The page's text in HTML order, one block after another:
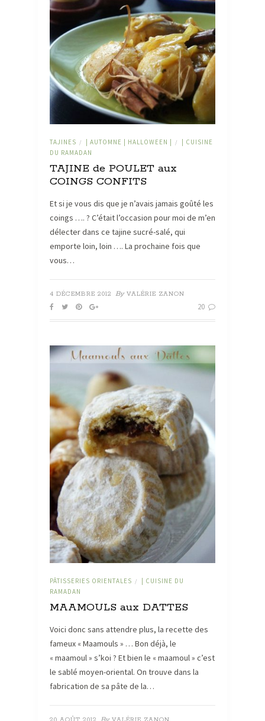
TAJINES / | AUTOMNE | HALLOWEEN | /
| CUISINE
DU RAMADAN
TAJINE de POULET aux
COINGS CONFITS
Et si je vous dis que je n’avais jamais goûté les
coings …. ? C’était l’occasion pour moi de m’en
délecter dans ce tajine sucré-salé, qui
emporte loin, loin …. La prochaine fois que
vous…
4 DÉCEMBRE 2012 By VALÉRIE ZANON
20
PÂTISSERIES ORIENTALES /
| CUISINE DU
RAMADAN
MAAMOULS aux DATTES
Voici donc sans attendre plus, la recette des
fameux « Maamouls » … Bon déjà, le
« maamoul » s’koi ? Et bien le « maamoul » c’est
le sablé moyen-oriental. On trouve dans la
fabrication de sa pâte de la…